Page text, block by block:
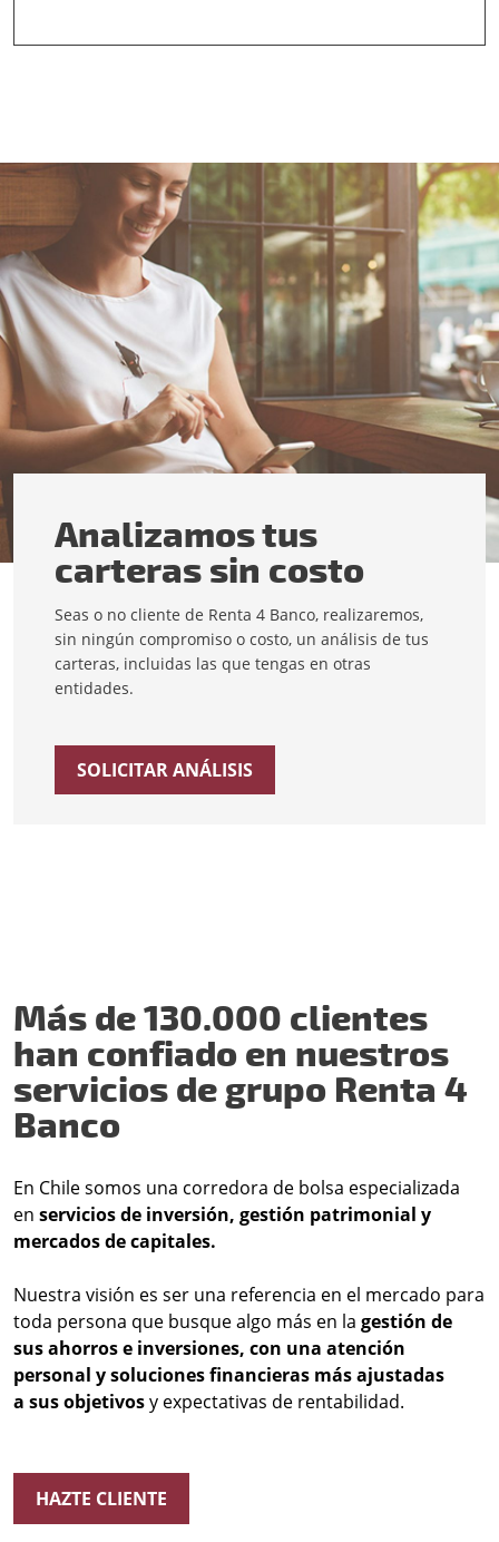
Analizamos tus
carteras sin costo
Seas o no cliente de Renta 4 Banco, realizaremos,
sin ningún compromiso o costo, un análisis de tus
carteras, incluidas las que tengas en otras
entidades.
SOLICITAR ANÁLISIS
Más de 130.000 clientes
han confiado en nuestros
servicios de grupo Renta 4
Banco
En Chile somos una corredora de bolsa especializada
en servicios de inversión, gestión patrimonial y
mercados de capitales.
Nuestra visión es ser una referencia en el mercado para
toda persona que busque algo más en la gestión de
sus ahorros e inversiones, con una atención
personal y soluciones financieras más ajustadas
a sus objetivosy expectativas de rentabilidad.
HAZTE CLIENTE